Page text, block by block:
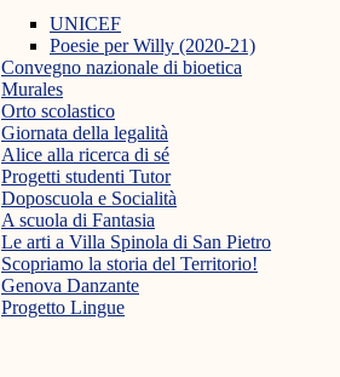
UNICEF
Poesie per Willy (2020-21)
Convegno nazionale di bioetica
Murales
Orto scolastico
Giornata della legalità
Alice alla ricerca di sé
Progetti studenti Tutor
Doposcuola e Socialità
A scuola di Fantasia
Le arti a Villa Spinola di San Pietro
Scopriamo la storia del Territorio!
Genova Danzante
Progetto Lingue